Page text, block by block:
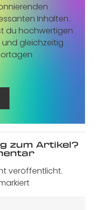
Inhalten.
du hochwertigen
gleichzeitig
zum Artikel?
veröffentlicht.